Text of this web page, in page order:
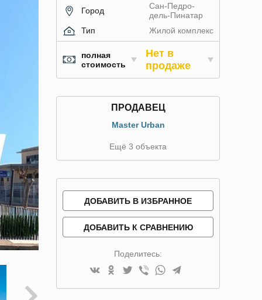
Город
Сан-Педро-
дель-Пинатар
Тип
Жилой комплекс
полная
стоимость
Нет в
продаже
ПРОДАВЕЦ
Master Urban
Ещё 3 объекта
ДОБАВИТЬ В ИЗБРАННОЕ
ДОБАВИТЬ К СРАВНЕНИЮ
Поделитесь: